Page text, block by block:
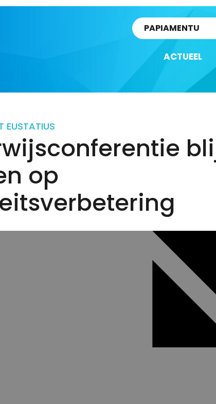
PAPIAMENTU
ACTUEEL
EUSTATIUS
op